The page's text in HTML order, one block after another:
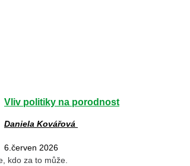
Vliv politiky na porodnost
Daniela Kovářová
6.červen 2026
kdo za to může.